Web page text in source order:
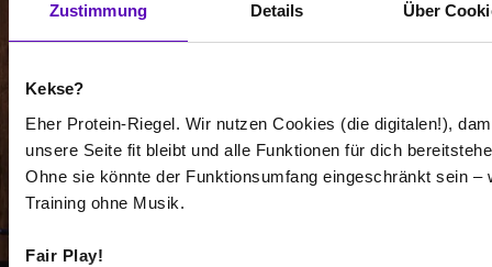
Zustimmung Details Über
Kekse?
Eher Protein-Riegel. Wir nutzen Cookies (die digitalen!),
unsere Seite fit bleibt und alle Funktionen für dich
Ohne sie könnte der Funktionsumfang eingeschränkt sein –
Training ohne Musik.
Fair Play!
-